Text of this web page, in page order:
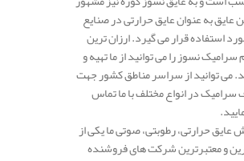
عایق به عنوان عایق حرارتی در صنایع
استفاده قرار می گیرد. ارزان ترین
نسوز را می توانید از ما تهیه و
می توانید از سراسر مناطق کشور جهت
سرامیک در انواع مختلف با ما تماس
عایق حرارتی، رطوبتی، صوتی ما یکی از
و معتبرترین شرکت های فروشنده